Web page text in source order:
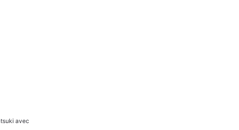
avec